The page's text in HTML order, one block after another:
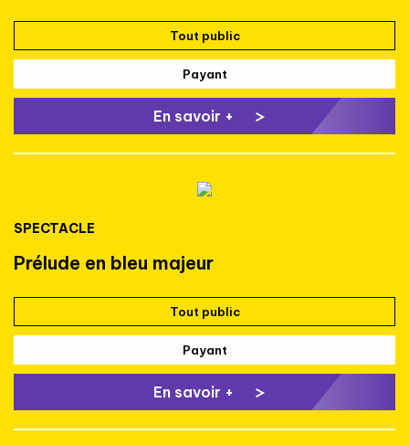
Tout public
Payant
En savoir +
SPECTACLE
Prélude en bleu majeur
Tout public
Payant
En savoir +